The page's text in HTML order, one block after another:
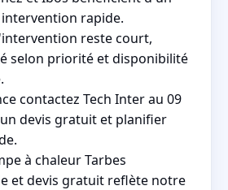
rapide.
reste court,
selon priorité et disponibilité
contactez Tech Inter au 09
devis gratuit et planifier
à chaleur Tarbes
et devis gratuit reflète notre